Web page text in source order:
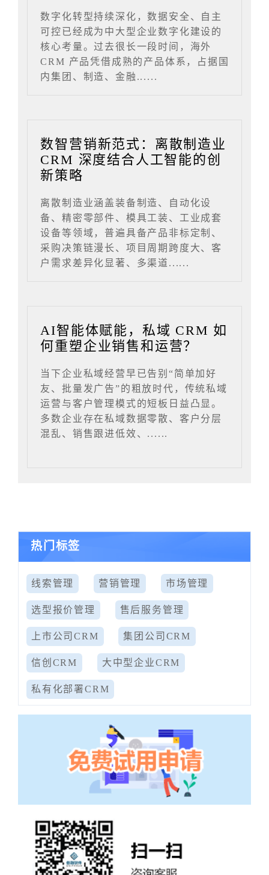
数字化转型持续深化，数据安全、自主
可控已经成为中大型企业数字化建设的
核心考量。过去很长一段时间，海外
CRM 产品凭借成熟的产品体系，占据国
内集团、制造、金融......
数智营销新范式：离散制造业
CRM 深度结合人工智能的创
新策略
离散制造业涵盖装备制造、自动化设
备、精密零部件、模具工装、工业成套
设备等领域，普遍具备产品非标定制、
采购决策链漫长、项目周期跨度大、客
户需求差异化显著、多渠道......
AI智能体赋能，私域 CRM 如
何重塑企业销售和运营？
当下企业私域经营早已告别“简单加好
友、批量发广告”的粗放时代，传统私域
运营与客户管理模式的短板日益凸显。
多数企业存在私域数据零散、客户分层
混乱、销售跟进低效、......
热门标签
线索管理 营销管理 市场管理
选型报价管理 售后服务管理
上市公司CRM 集团公司CRM
信创CRM 大中型企业CRM
私有化部署CRM